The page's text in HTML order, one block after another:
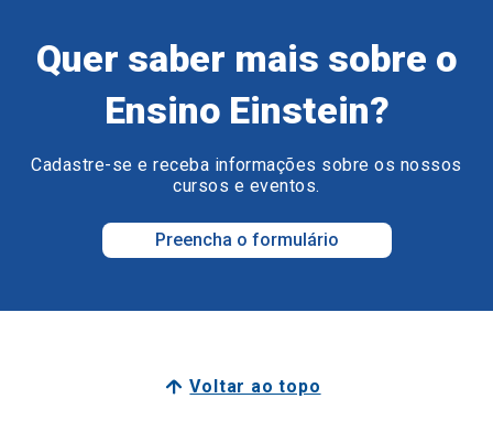
Quer saber mais sobre o
Ensino Einstein?
Cadastre-se e receba informações sobre os nossos
cursos e eventos.
Preencha o formulário
Voltar ao topo